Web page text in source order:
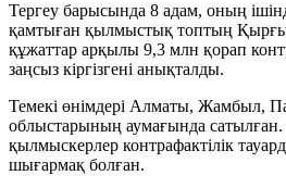
Тергеу барысында 8 адам, оның
қамтыған қылмыстық топтың
құжаттар арқылы 9,3 млн қорап
заңсыз кіргізгені анықталды.
Темекі өнімдері Алматы, Жамбыл,
облыстарының аумағында
қылмыскерлер контрафактілік
шығармақ болған.